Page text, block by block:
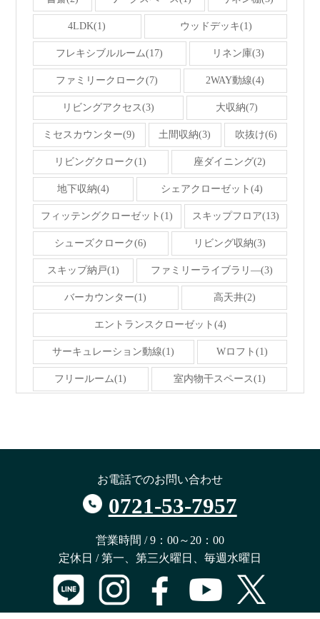
4LDK(1) ウッドデッキ(1)
フレキシブルルーム(17) リネン庫(3)
ファミリークローク(7) 2WAY動線(4)
リビングアクセス(3) 大収納(7)
ミセスカウンター(9) 土間収納(3) 吹抜け(6)
リビングクローク(1) 座ダイニング(2)
地下収納(4) シェアクローゼット(4)
フィッテングクローゼット(1) スキップフロア(13)
シューズクローク(6) リビング収納(3)
スキップ納戸(1) ファミリーライブラリ―(3)
バーカウンター(1) 高天井(2)
エントランスクローゼット(4)
サーキュレーション動線(1) Wロフト(1)
フリールーム(1) 室内物干スペース(1)
お電話でのお問い合わせ
0721-53-7957
営業時間 / 9：00～20：00
定休日 / 第一、第三火曜日、毎週水曜日